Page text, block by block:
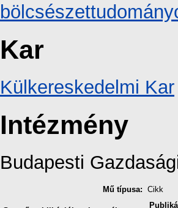
Kar
Külkereskedelmi Kar
Intézmény
Budapesti
Mű típusa: Cikk